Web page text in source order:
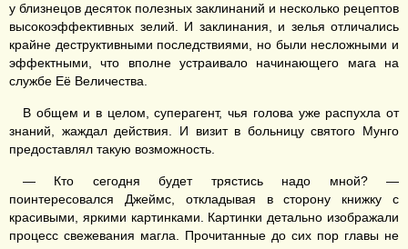
у близнецов десяток полезных заклинаний и несколько рецептов
высокоэффективных зелий. И заклинания, и зелья отличались
крайне деструктивными последствиями, но были несложными и
эффектными, что вполне устраивало начинающего мага на
службе Её Величества.
В общем и в целом, суперагент, чья голова уже распухла от
знаний, жаждал действия. И визит в больницу святого Мунго
предоставлял такую возможность.
— Кто сегодня будет трястись надо мной? —
поинтересовался Джеймс, откладывая в сторону книжку с
красивыми, яркими картинками. Картинки детально изображали
процесс свежевания магла. Прочитанные до сих пор главы не